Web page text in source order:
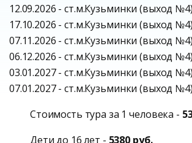
12.09.2026 - ст.м.Кузьминки (выход
17.10.2026 - ст.м.Кузьминки (выход
07.11.2026 - ст.м.Кузьминки (выход
06.12.2026 - ст.м.Кузьминки (выход
03.01.2027 - ст.м.Кузьминки (выход
07.01.2027 - ст.м.Кузьминки (выход
Стоимость тура за 1 человека -
Дети до 16 лет - 5380 руб.